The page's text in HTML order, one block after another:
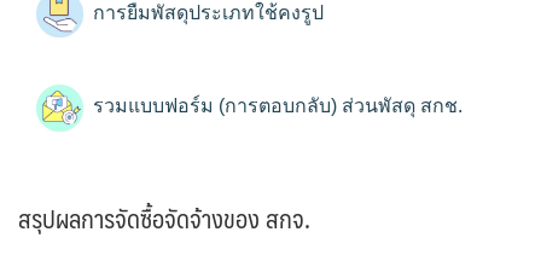
การยืมพัสดุประเภทใช้คงรูป
รวมแบบฟอร์ม (การตอบกลับ) ส่วนพัสดุ สกช.
สรุปผลการจัดซื้อจัดจ้างของ สกจ.